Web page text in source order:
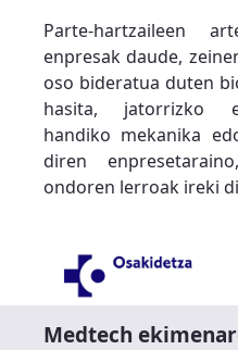
Parte-hartzaileen
enpresak daude,
oso bideratua duten
hasita, jatorrizko
handiko mekanika
diren
ondoren lerroak ireki
Medtech